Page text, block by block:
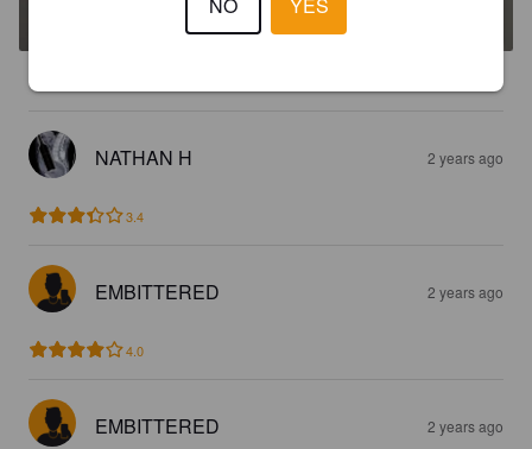
NATHAN H 2 years ago
3.4
EMBITTERED 2 years ago
4.0
EMBITTERED 2 years ago